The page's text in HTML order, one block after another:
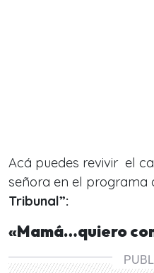
Acá puedes revivir el
señora en el programa
Tribunal”:
«Mamá…quiero